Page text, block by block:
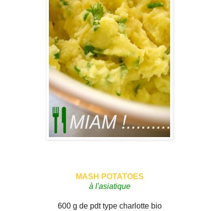
MASH POTATOES
à l'asiatique
600 g de pdt type charlotte bio